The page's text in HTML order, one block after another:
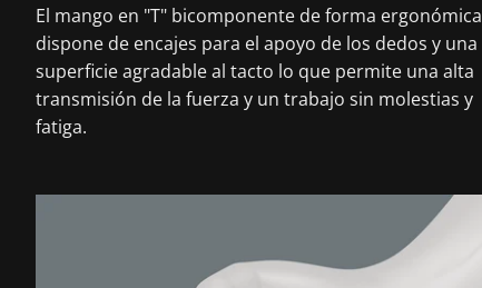
El mango en "T" bicomponente de forma ergonómica
dispone de encajes para el apoyo de los dedos y una
superficie agradable al tacto lo que permite una alta
transmisión de la fuerza y un trabajo sin molestias y
fatiga.